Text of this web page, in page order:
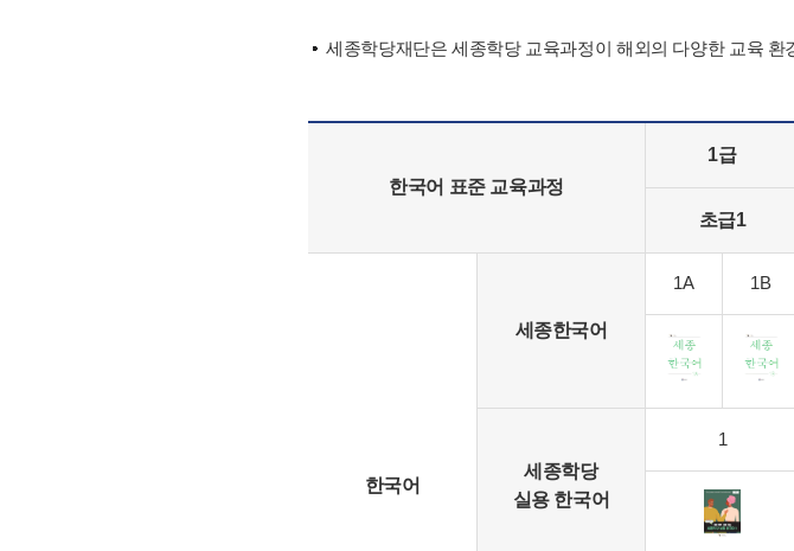
세종학당재단은 세종학당 교육과정이 해외의 다양한 교육
한국어 표준 교육과정
1급
초급1
한국어
세종한국어
1A 1B
세종학당
실용 한국어
1